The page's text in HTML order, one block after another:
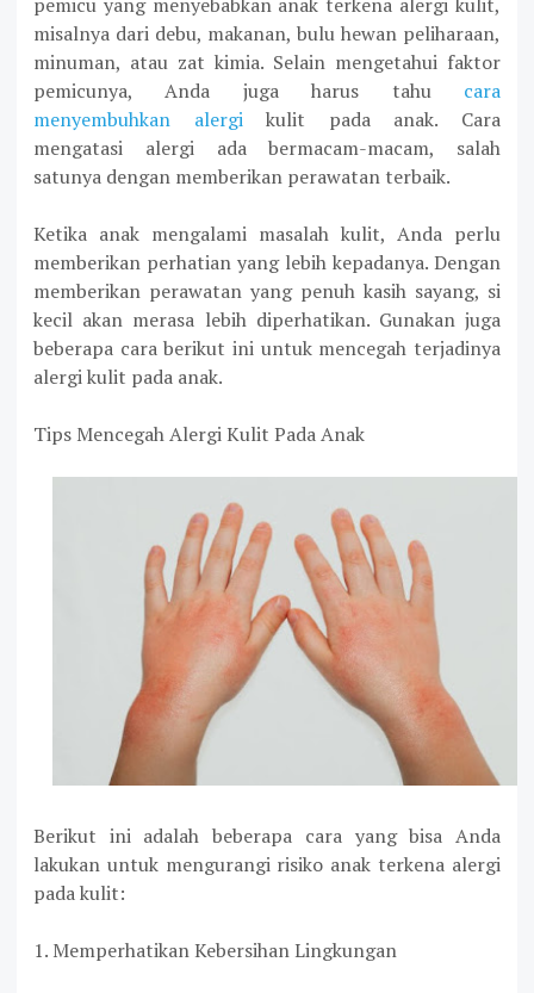
misalnya dari debu, makanan, bulu hewan peliharaan,
minuman, atau zat kimia. Selain mengetahui faktor
pemicunya, Anda juga harus tahu cara
menyembuhkan alergikulit pada anak. Cara
mengatasi alergi ada bermacam-macam, salah
satunya dengan memberikan perawatan terbaik.
Ketika anak mengalami masalah kulit, Anda perlu
memberikan perhatian yang lebih kepadanya. Dengan
memberikan perawatan yang penuh kasih sayang, si
kecil akan merasa lebih diperhatikan. Gunakan juga
beberapa cara berikut ini untuk mencegah terjadinya
alergi kulit pada anak.
Tips Mencegah Alergi Kulit Pada Anak
Berikut ini adalah beberapa cara yang bisa Anda
lakukan untuk mengurangi risiko anak terkena alergi
pada kulit:
1. Memperhatikan Kebersihan Lingkungan